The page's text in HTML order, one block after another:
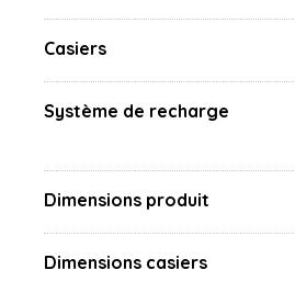
Casiers
Système de recharge
Dimensions produit
Dimensions casiers